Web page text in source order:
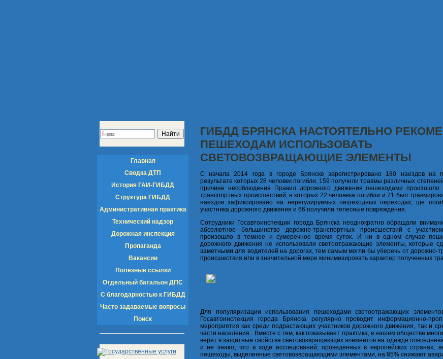
Главная
Сводка ДТП
История ГАИ-ГИБДД
Структура ГИБДД
Административная практика
Технический надзор
Дорожная инспекция
Пропаганда
Вакансии
Полезные ссылки
Отдельный батальон ДПС
С благодарностью к ГИБДД
Часто задаваемые вопросы
Поиск
ГИБДД БРЯНСКА НАСТОЯТЕЛЬНО
ПЕШЕХОДАМ ИСПОЛЬЗОВАТЬ
СВЕТОВОЗВРАЩАЮЩИЕ ЭЛЕМЕНТЫ
С начала 2014 года в городе Брянске зарегистрировано 180 наездов на
результате которых 28 человек погибли, 159 получили травмы различных
причине несоблюдения Правил дорожного движения пешеходами
транспортных происшествий, в которых 22 человека погибли и 71 был
наездов зафиксировано на нерегулируемых пешеходных переходах, где
участника дорожного движения и 66 получили телесные повреждения.
Сотрудники Госавтоинспекции города Брянска неоднократно обращали
абсолютное большинство дорожно-транспортных происшествий с
произошло в темное и сумеречное время суток. И ни в одном случае
дорожного движения не использовали светоотражающие элементы, которые
заметными для водителей на дорогах, тем самым могли бы уберечь от дорожно-
происшествия или в значительной мере минимизировать характер полученных
Для популяризации использования пешеходами светоотражающих
Госавтоинспекция города Брянска регулярно проводит информационно-
мероприятия как среди подрастающих участников дорожного движения, так и
части населения. Вместе с тем, как показывает практика, в нашем обществе
верят в защитные свойства световозвращающих элементов на одежде
и не знают, что в ходе исследований, проведённых в европейских странах,
пешеходы, выделенные световозвращающими элементами, на 85% снижают